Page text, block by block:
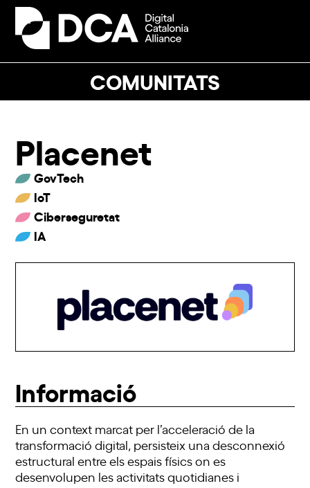
Skip
content
COMUNITATS
Open
mobile
Close
mobile
Placenet
GovTech
IoT
Ciberseguretat
IA
Informació
En un context marcat per l’acceleració de la
transformació digital, persisteix una desconnexió
estructural entre els espais físics on es
desenvolupen les activitats quotidianes i